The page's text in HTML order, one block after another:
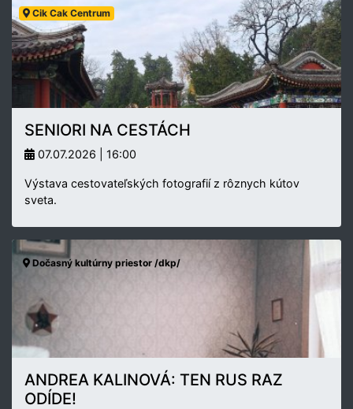
Cik Cak Centrum
SENIORI NA CESTÁCH
07.07.2026 | 16:00
Výstava cestovateľských fotografií z rôznych kútov
sveta.
Dočasný kultúrny priestor /dkp/
ANDREA KALINOVÁ: TEN RUS RAZ
ODÍDE!